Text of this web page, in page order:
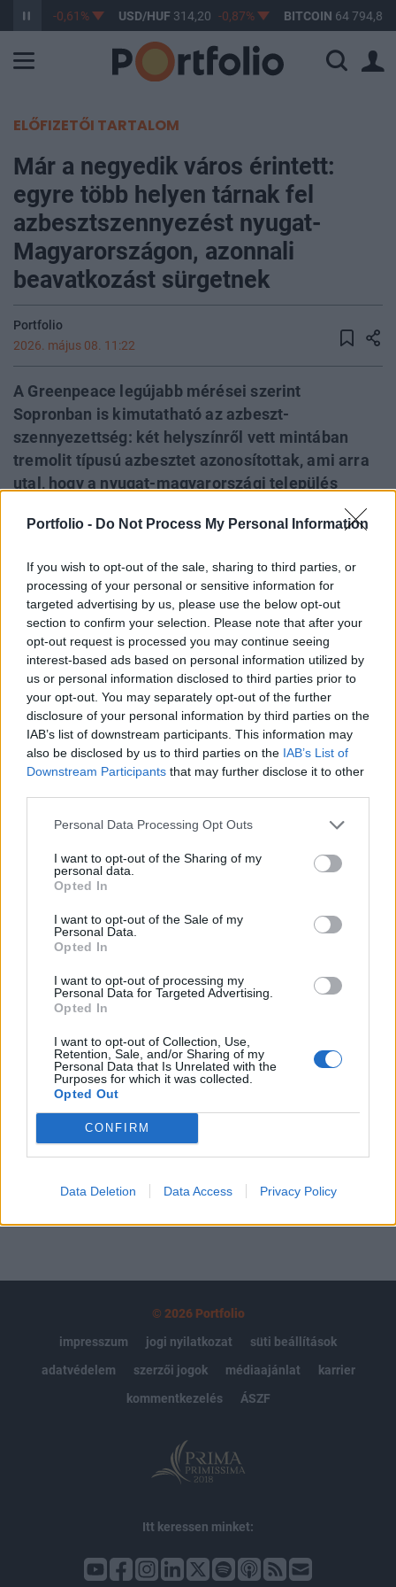
Portfolio - Do Not Process My Personal Information
If you wish to opt-out of the sale, sharing to third parties, or
processing of your personal or sensitive information for
targeted advertising by us, please use the below opt-out
section to confirm your selection. Please note that after your
opt-out request is processed you may continue seeing
interest-based ads based on personal information utilized by
us or personal information disclosed to third parties prior to
your opt-out. You may separately opt-out of the further
disclosure of your personal information by third parties on the
IAB’s list of downstream participants. This information may
also be disclosed by us to third parties on the IAB’s List of
Downstream Participants that may further disclose it to other
Personal Data Processing Opt Outs
I want to opt-out of the Sharing of my
personal data.
Opted In
I want to opt-out of the Sale of my
Personal Data.
Opted In
I want to opt-out of processing my
Personal Data for Targeted Advertising.
Opted In
I want to opt-out of Collection, Use,
Retention, Sale, and/or Sharing of my
Personal Data that Is Unrelated with the
Purposes for which it was collected.
Opted Out
CONFIRM
Data Deletion Data Access Privacy Policy
363,17 -0,61% USD/HUF 314,20 -0,87% BITCOIN 64 794,81
ELŐFIZETŐI TARTALOM
Már a negyedik város érintett:
egyre több helyen tárnak fel
azbesztszennyezést nyugat-
Magyarországon, azonnali
beavatkozást sürgetnek
Portfolio
2026. május 08. 11:22
A Greenpeace legújabb mérései szerint
Sopronban is kimutatható az azbeszt-
szennyezettség: két helyszínről vett mintában
tremolit típusú azbesztet azonosítottak, ami arra
utal, hogy a nyugat-magyarországi település
nyilatkozott, hogy a hivatala az önkormányzati
fel az osztrák bányákból származó,
azbeszttartalmú kőzúzalékot - a
magánberuházásokat nem. A környezetvédő
szervezet közleményében azonnali kormányzati
beavatkozást sürget.
A Greenpeace munkatársai április 22-én egy soproni
parkolóban végeztek helyszíni szemlét és a korábbi mérési
tapasztalatok alapján egyértelműnek tűnt, hogy a terület
azbeszt-tartalmú anyaggal szennyezett, ezért a szervezet a
kérte. A soproni városvezetés közösségi...
KEDVES OLVASÓNK!
A keresett cikk a portfolio.hu hírarchívumához
tartozik, melynek olvasása előfizetéses
Az előfizetés a következőket tartalmazza:
Kötéslisták: BÉT elmúlt 2 év napon belüli
kötéslistái
Előfizetés
© 2026 Portfolio
impresszum
jogi nyilatkozat
süti beállítások
adatvédelem
szerzői jogok médiaajánlat
karrier
kommentkezelés
ÁSZF
Itt keressen minket: